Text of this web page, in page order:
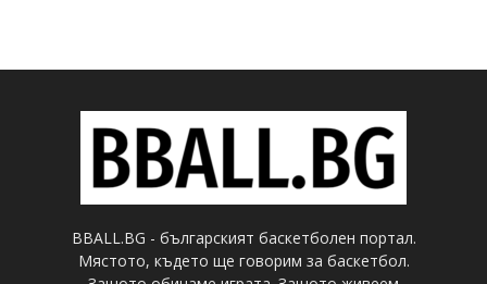
BBALL.BG - българският баскетболен портал.
Мястото, където ще говорим за баскетбол.